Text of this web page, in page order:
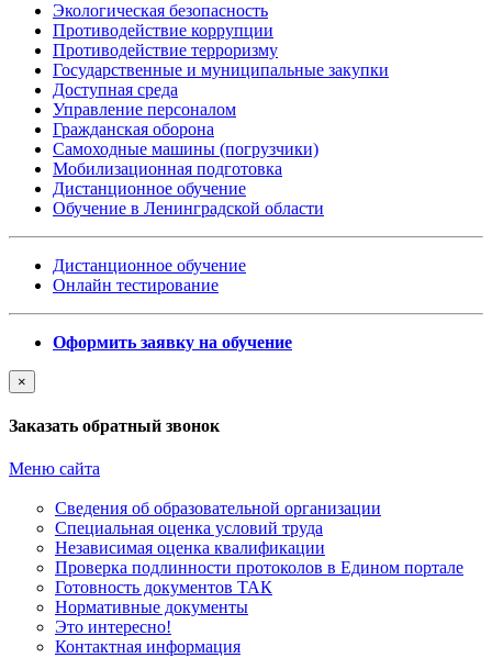
Экологическая безопасность
Противодействие коррупции
Противодействие терроризму
Государственные и муниципальные закупки
Доступная среда
Управление персоналом
Гражданская оборона
Самоходные машины (погрузчики)
Мобилизационная подготовка
Дистанционное обучение
Обучение в Ленинградской области
Дистанционное обучение
Онлайн тестирование
Оформить заявку на обучение
×
Заказать обратный звонок
Меню сайта
Сведения об образовательной организации
Cпециальная оценка условий труда
Независимая оценка квалификации
Проверка подлинности протоколов в Едином портале
Готовность документов ТАК
Нормативные документы
Это интересно!
Контактная информация